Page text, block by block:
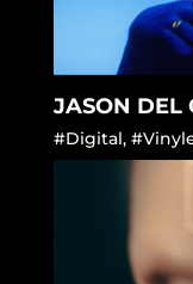
JASON DEL
#Digital,